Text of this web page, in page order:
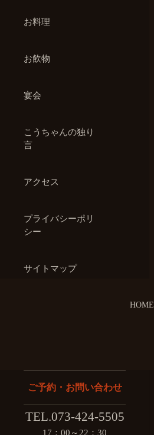
お料理
お飲物
宴会
こうちゃんの独り
言
アクセス
プライバシーポリ
シー
サイトマップ
ご予約・お問い合わせ
TEL.073-424-5505
17：00～22：30
HOME